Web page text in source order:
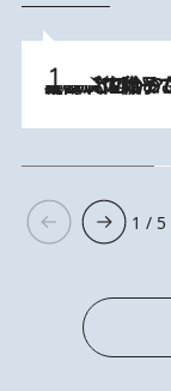
2026.8.5
【阿川佐和子さんの年とる力】なぜ70代で始めた趣味は“こんなに楽しい”のか？ ピアノ、俳句…スランプに陥っても続けられる“ある秘訣”とは
1 / 5